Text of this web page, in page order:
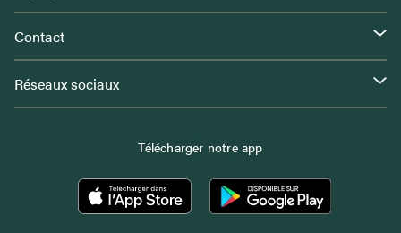
Contact
Réseaux sociaux
Télécharger notre app